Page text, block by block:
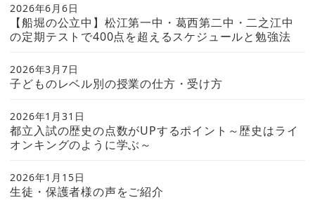
【船堀の公立中】松江第一中・葛西第二中・二之江中
の定期テストで400点を超えるスケジュールと勉強法
2026年6月6日
子どものレベル別の授業の仕方・受け方
2026年3月7日
都立入試の歴史の点数がUPするポイント～歴史はライ
オンキングのように学ぶ～
2026年1月31日
生徒・保護者様の声をご紹介
2026年1月15日